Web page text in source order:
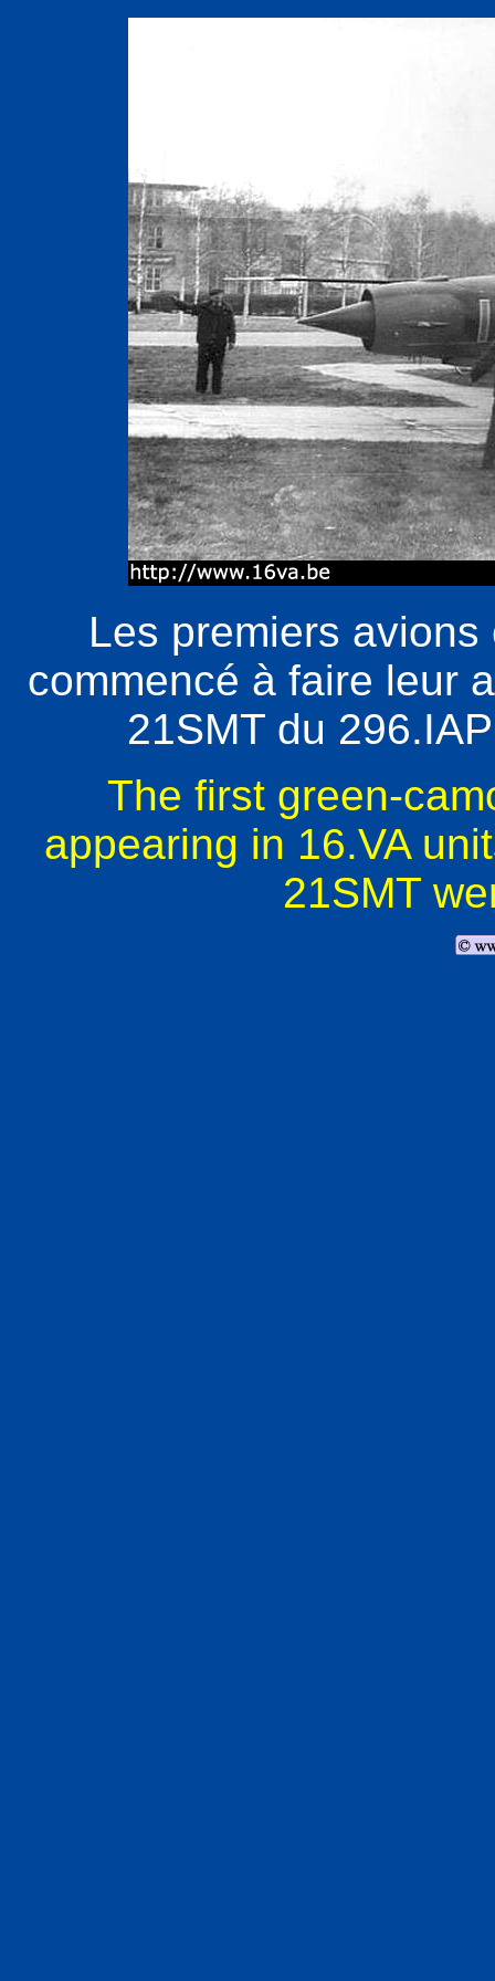
Les premiers
commencé à faire leur
21SMT du
The first green-
appearing in 16.VA
21SMT